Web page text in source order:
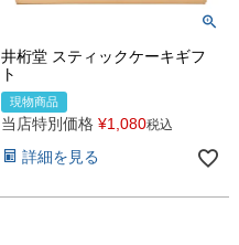
井桁堂 スティックケーキギフ
ト
現物商品
当店特別価格 ¥1,080税込
詳細を見る